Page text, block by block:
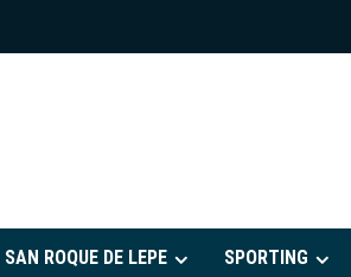
SAN ROQUE DE LEPE SPORTING